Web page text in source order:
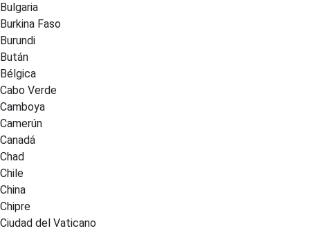
Bulgaria
Burkina Faso
Burundi
Bután
Bélgica
Cabo Verde
Camboya
Camerún
Canadá
Chad
Chile
China
Chipre
Ciudad del Vaticano